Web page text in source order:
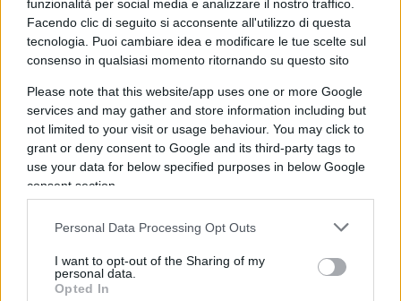
funzionalità per social media e analizzare il nostro traffico.
Facendo clic di seguito si acconsente all'utilizzo di questa
tecnologia. Puoi cambiare idea e modificare le tue scelte sul
consenso in qualsiasi momento ritornando su questo sito
Please note that this website/app uses one or more Google
services and may gather and store information including but
not limited to your visit or usage behaviour. You may click to
grant or deny consent to Google and its third-party tags to
use your data for below specified purposes in below Google
consent section.
Personal Data Processing Opt Outs
I want to opt-out of the Sharing of my
personal data.
Opted In
mercati commerciali di Almaty.
Tokayev ha così cominciato prima ad oscurare la
famiglia di Nazarbayev, poi lo stesso Nazarbayev,
estromettendolo dai servizi di sicurezza, quindi ha
richiamato attraverso Putin l’indebolimento di una
figura come quella di Timur Askaruly Kulibayev –
importante oligarca, membro del board di
denaro e ramificazioni sarebbe forse potuto
diventare il naturale successore di Nazarbayev –
rafforzando così i suoi legami con Putin.